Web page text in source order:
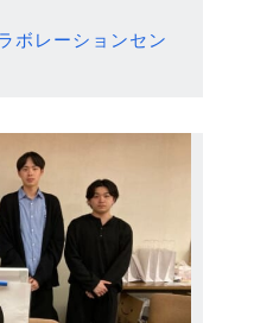
ボレーションセン